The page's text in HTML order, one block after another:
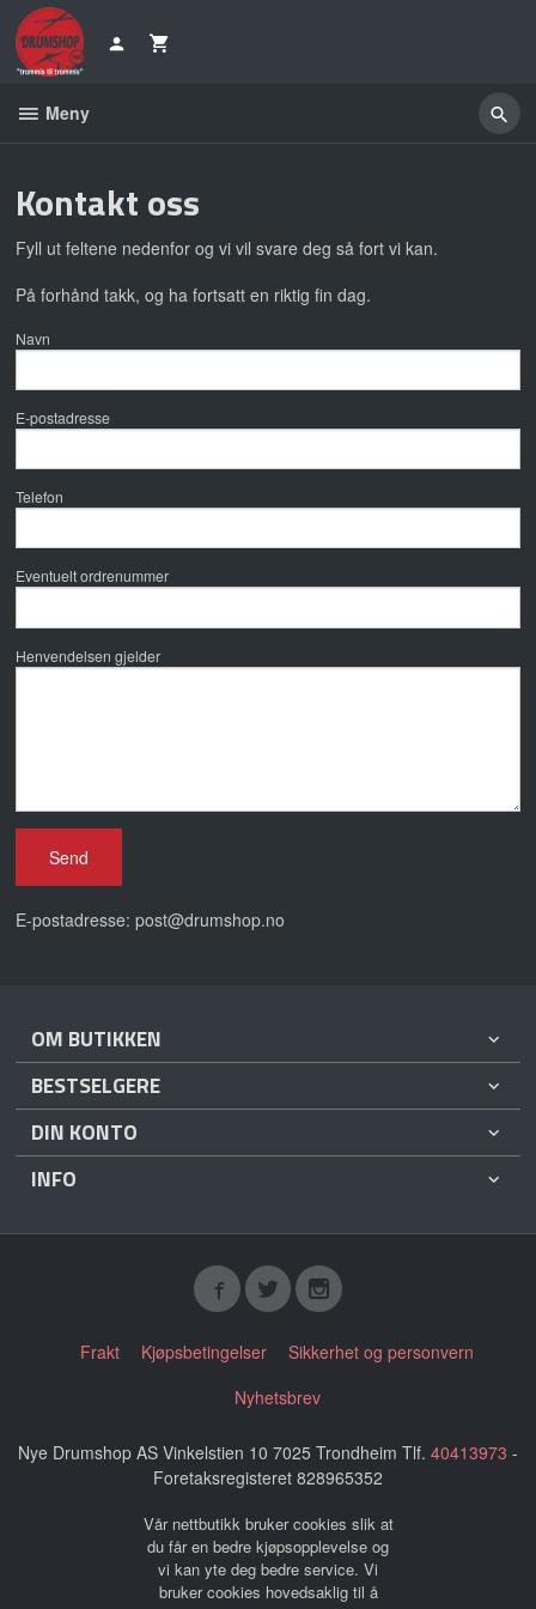
innholdet
Meny
Kontakt oss
Fyll ut feltene nedenfor og vi vil svare deg så fort vi kan.
På forhånd takk, og ha fortsatt en riktig fin dag.
Navn
E-postadresse
Telefon
Eventuelt ordrenummer
Henvendelsen gjelder
E-postadresse: post@drumshop.no
OM BUTIKKEN
BESTSELGERE
DIN KONTO
INFO
Frakt Kjøpsbetingelser
Sikkerhet og personvern
Nyhetsbrev
Nye Drumshop AS Vinkelstien 10 7025 Trondheim Tlf. 40413973 -
Foretaksregisteret 828965352
Vår nettbutikk bruker cookies slik at
du får en bedre kjøpsopplevelse og
vi kan yte deg bedre service. Vi
bruker cookies hovedsaklig til å